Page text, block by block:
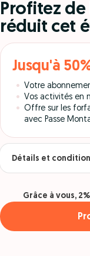
Profitez
réduit cet
Jusqu'à
Votre
Vos activités en
Offre sur les
avec Passe
Détails et
Grâce à vous,